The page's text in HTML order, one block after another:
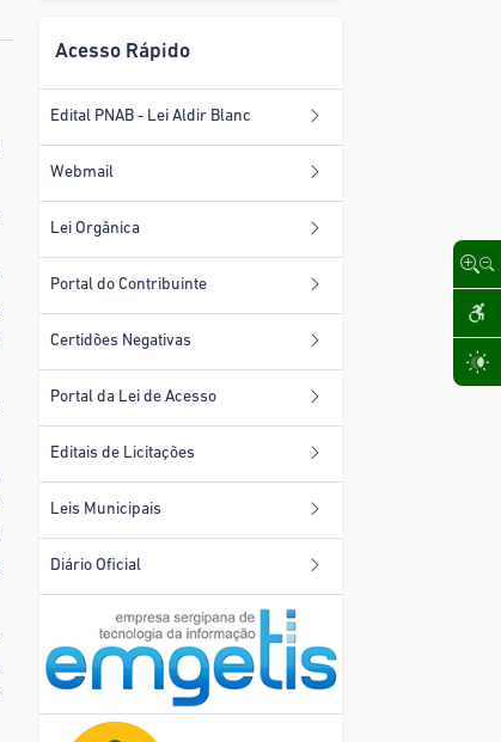
Acesso Rápido
Edital PNAB - Lei Aldir Blanc
Webmail
Lei Orgânica
Portal do Contribuinte
Certidões Negativas
Portal da Lei de Acesso
Editais de Licitações
Leis Municipais
Diário Oficial